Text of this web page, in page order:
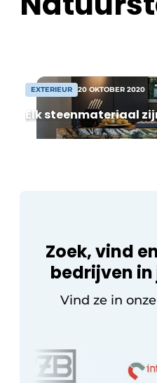
van projecten zoals
EXTERIEUR 20 OKTOBER 2020
Elk steenmateriaal
Zoek, vind
bedrijven
Vind ze in